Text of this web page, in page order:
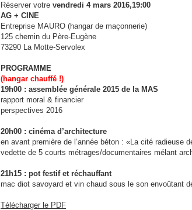
Réserver votre vendredi 4 mars 2016,19:00
AG + CINE
Entreprise MAURO (hangar de maçonnerie)
125 chemin du Père-Eugène
73290 La Motte-Servolex
PROGRAMME
(hangar chauffé !)
19h00 : assemblée générale 2015 de la MAS
rapport moral & financier
perspectives 2016
20h00 : cinéma d’architecture
en avant première de l’année béton : «La cité radieuse
vedette de 5 courts métrages/documentaires mélant
21h15 : pot festif et réchauffant
mac diot savoyard et vin chaud sous le son envoûtant
Télécharger le PDF